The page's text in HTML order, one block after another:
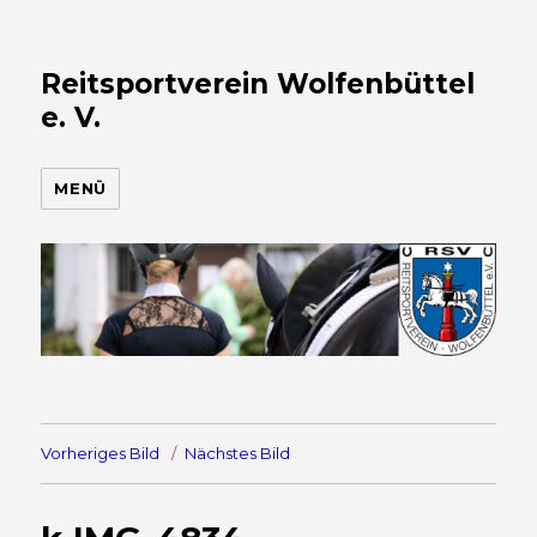
Reitsportverein Wolfenbüttel
e. V.
MENÜ
Vorheriges Bild Nächstes Bild